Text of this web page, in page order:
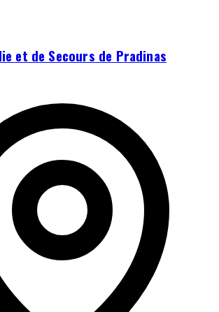
et de Secours de Pradinas